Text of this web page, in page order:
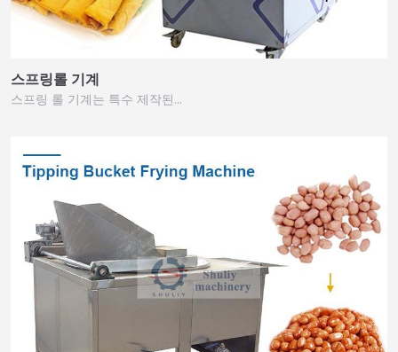
스프링롤 기계
스프링 롤 기계는 특수 제작된…